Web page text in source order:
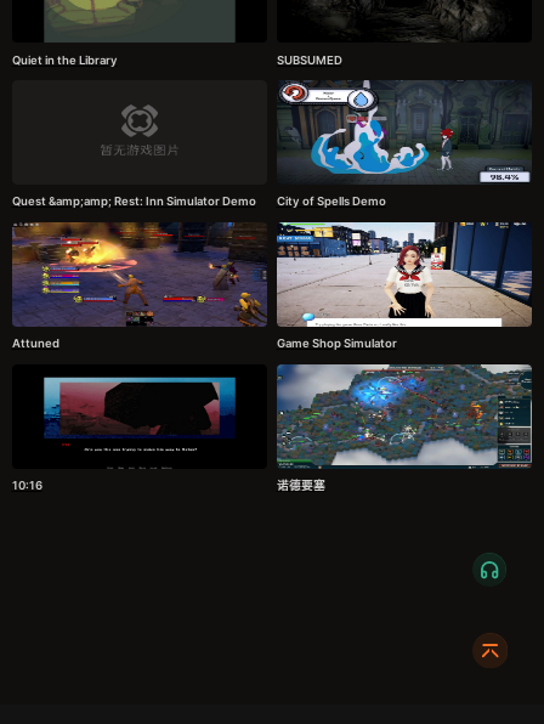
Quiet in the Library SUBSUMED
Quest &amp;amp; Rest: Inn Simulator Demo City of Spells Demo
Attuned Game Shop Simulator
10:16 诺德要塞